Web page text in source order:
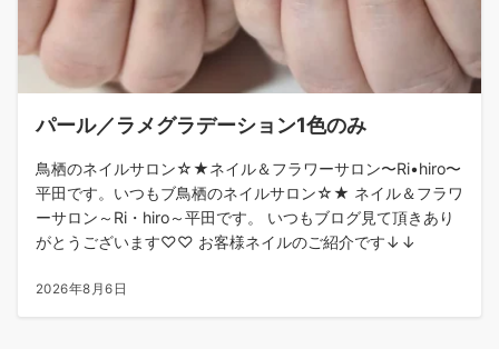
パール／ラメグラデーション1色のみ
鳥栖のネイルサロン☆★ネイル＆フラワーサロン〜Ri•hiro〜
平田です。いつもブ鳥栖のネイルサロン☆★ ネイル＆フラワ
ーサロン～Ri・hiro～平田です。 いつもブログ見て頂きあり
がとうございます♡♡ お客様ネイルのご紹介です↓↓
2026年8月6日